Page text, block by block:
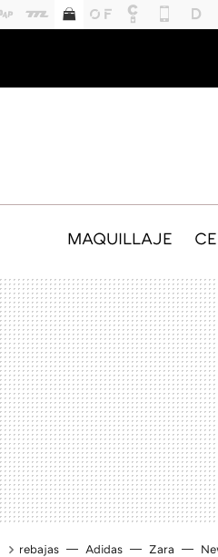
MAQUILLAJE
rebajas Adidas Zara